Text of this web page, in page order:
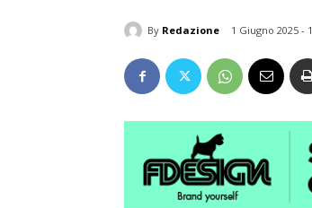
By Redazione 1 Giugno 2025 -